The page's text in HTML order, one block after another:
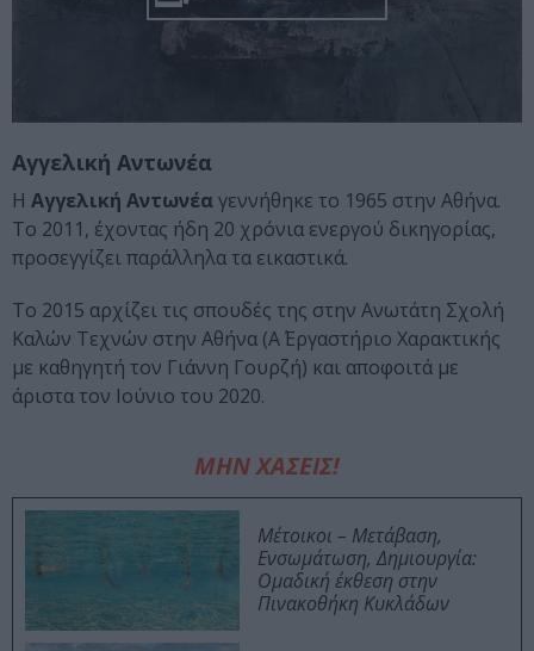
Αγγελική Αντωνέα
Η Αγγελική Αντωνέαγεννήθηκε το 1965 στην Αθήνα.
Το 2011, έχοντας ήδη 20 χρόνια ενεργού δικηγορίας,
προσεγγίζει παράλληλα τα εικαστικά.
Το 2015 αρχίζει τις σπουδές της στην Ανωτάτη Σχολή
Καλών Τεχνών στην Αθήνα (Α΄ Εργαστήριο Χαρακτικής
με καθηγητή τον Γιάννη Γουρζή) και αποφοιτά με
άριστα τον Ιούνιο του 2020.
ΜΗΝ ΧΑΣΕΙΣ!
Μέτοικοι – Μετάβαση,
Ενσωμάτωση, Δημιουργία:
Ομαδική έκθεση στην
Πινακοθήκη Κυκλάδων